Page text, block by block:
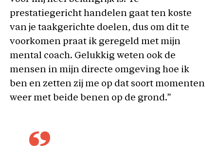
prestatiegericht handelen gaat ten koste
van je taakgerichte doelen, dus om dit te
voorkomen praat ik geregeld met mijn
mental coach. Gelukkig weten ook de
mensen in mijn directe omgeving hoe ik
ben en zetten zij me op dat soort momenten
weer met beide benen op de grond.”